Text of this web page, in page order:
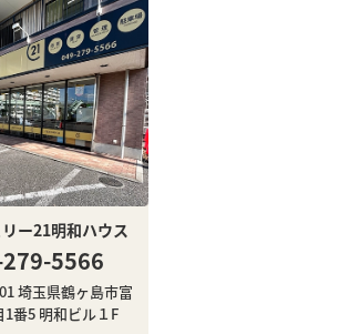
ー21明和ハウス
5566
埼玉県鶴ヶ島市富
1番5 明和ビル１F